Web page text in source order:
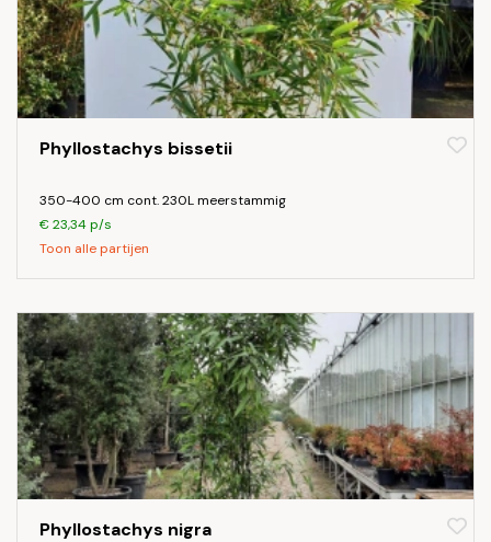
Phyllostachys bissetii
350-400 cm cont. 230L meerstammig
€ 23,34 p/s
Toon alle partijen
Phyllostachys nigra